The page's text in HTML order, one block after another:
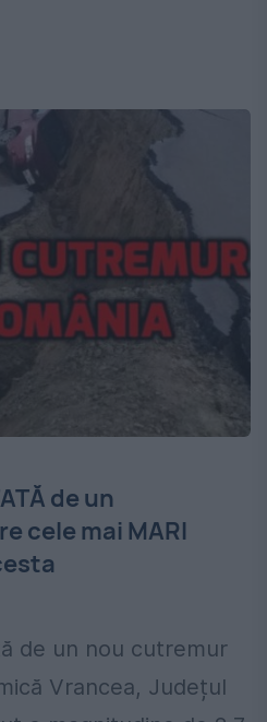
de un
cele mai MARI
de un nou cutremur
Vrancea, Județul